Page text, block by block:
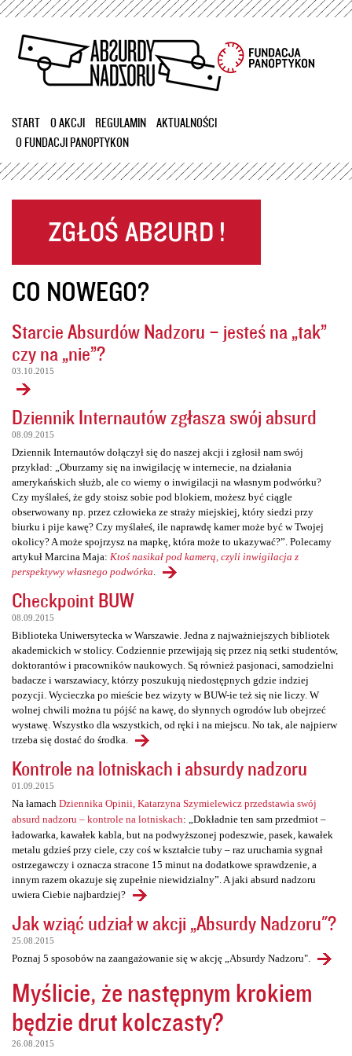
Przejdź
treści
START O AKCJI REGULAMIN
AKTUALNOŚCI
O FUNDACJI PANOPTYKON
CO NOWEGO?
Starcie Absurdów Nadzoru – jesteś na „tak”
czy na „nie”?
03.10.2015
Dziennik Internautów zgłasza swój absurd
08.09.2015
Dziennik Internautów dołączył się do naszej akcji i zgłosił nam swój
przykład: „Oburzamy się na inwigilację w internecie, na działania
amerykańskich służb, ale co wiemy o inwigilacji na własnym podwórku?
Czy myślałeś, że gdy stoisz sobie pod blokiem, możesz być ciągle
obserwowany np. przez człowieka ze straży miejskiej, który siedzi przy
biurku i pije kawę? Czy myślałeś, ile naprawdę kamer może być w Twojej
okolicy? A może spojrzysz na mapkę, która może to ukazywać?”. Polecamy
artykuł Marcina Maja: Ktoś nasikał pod kamerą, czyli inwigilacja z
perspektywy własnego podwórka
Checkpoint BUW
08.09.2015
Biblioteka Uniwersytecka w Warszawie. Jedna z najważniejszych bibliotek
akademickich w stolicy. Codziennie przewijają się przez nią setki studentów,
doktorantów i pracowników naukowych. Są również pasjonaci, samodzielni
badacze i warszawiacy, którzy poszukują niedostępnych gdzie indziej
pozycji. Wycieczka po mieście bez wizyty w BUW-ie też się nie liczy. W
wolnej chwili można tu pójść na kawę, do słynnych ogrodów lub obejrzeć
wystawę. Wszystko dla wszystkich, od ręki i na miejscu. No tak, ale najpierw
trzeba się dostać do środka.
Kontrole na lotniskach i absurdy nadzoru
01.09.2015
Na łamach Dziennika Opinii, Katarzyna Szymielewicz przedstawia swój
absurd nadzoru – kontrole na lotniskach: „Dokładnie ten sam przedmiot –
ładowarka, kawałek kabla, but na podwyższonej podeszwie, pasek, kawałek
metalu gdzieś przy ciele, czy coś w kształcie tuby – raz uruchamia sygnał
ostrzegawczy i oznacza stracone 15 minut na dodatkowe sprawdzenie, a
innym razem okazuje się zupełnie niewidzialny”. A jaki absurd nadzoru
uwiera Ciebie najbardziej?
Jak wziąć udział w akcji „Absurdy Nadzoru"?
25.08.2015
Poznaj 5 sposobów na zaangażowanie się w akcję „Absurdy Nadzoru".
Myślicie, że następnym krokiem
będzie drut kolczasty?
26.08.2015